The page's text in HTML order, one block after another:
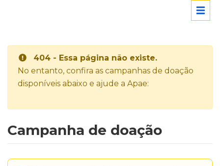
404 - Essa página não existe.
No entanto, confira as campanhas de doação
disponíveis abaixo e ajude a Apae:
Campanha de doação